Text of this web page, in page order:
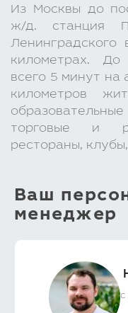
Из Москвы до
ж/д. станция
Ленинградского
километрах.
всего 5 минут на
километров
торговые и
рестораны,
Ваш
менеджер
с